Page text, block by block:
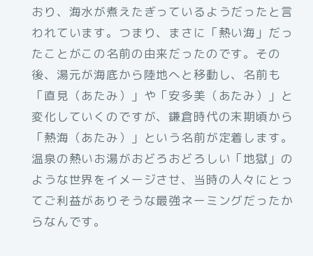
おり、海水が煮えたぎっているようだったと言
われています。つまり、まさに「熱い海」だっ
たことがこの名前の由来だったのです。その
後、湯元が海底から陸地へと移動し、名前も
「直見（あたみ）」や「安多美（あたみ）」と
変化していくのですが、鎌倉時代の末期頃から
「熱海（あたみ）」という名前が定着します。
温泉の熱いお湯がおどろおどろしい「地獄」の
ような世界をイメージさせ、当時の人々にとっ
てご利益がありそうな最強ネーミングだったか
らなんです。